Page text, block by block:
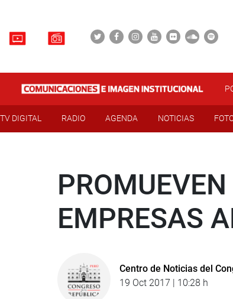
TV DIGITAL RADIO AGENDA NOTICIAS
EMPRESAS
Centro de Noticias del
19 Oct 2017 | 10:28 h